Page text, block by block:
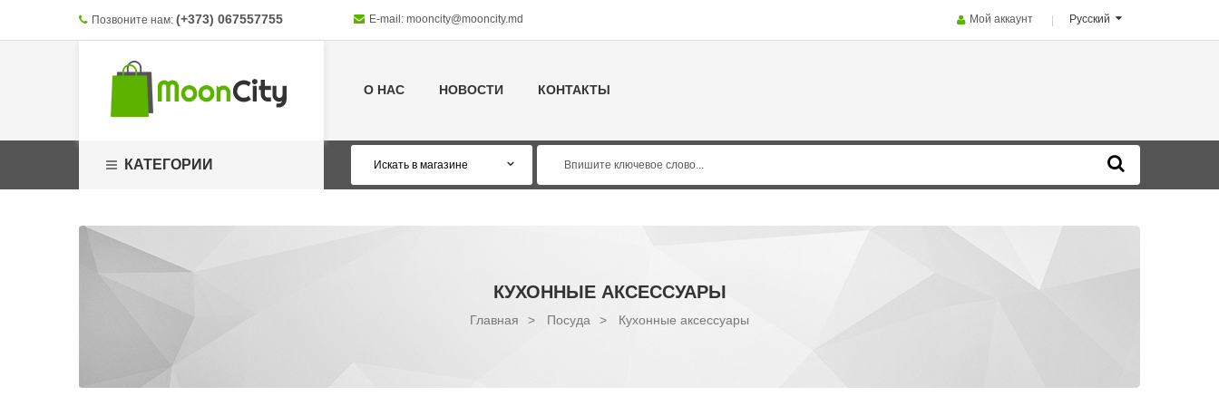
Позвоните нам: (+373) 067557755 E-mail: mooncity@mooncity.md Русский
Мой аккаунт
О НАС НОВОСТИ КОНТАКТЫ
КАТЕГОРИИ
КУХОННЫЕ АКСЕССУАРЫ
Главная > Посуда > Кухонные аксессуары